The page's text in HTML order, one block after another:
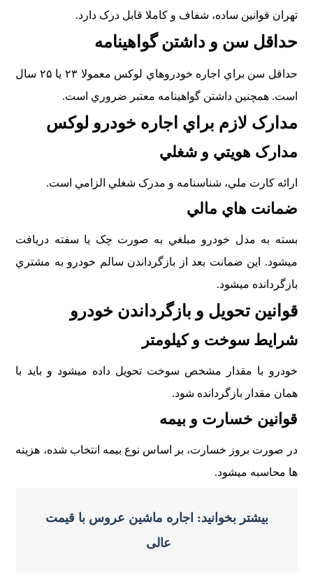
تهران قوانين ساده، شفاف و کاملا قابل درک دارد.
حداقل سن و داشتن گواهينامه
حداقل سن براي اجاره خودروهاي لوکس معمولا ۲۳ يا ۲۵ سال
است. همچنين داشتن گواهينامه معتبر ضروري است.
مدارک لازم براي اجاره خودرو لوکس
مدارک هويتي و شغلي
ارائه کارت ملي، شناسنامه و مدرک شغلي الزامي است.
ضمانت هاي مالي
بسته به مدل خودرو مبلغي به صورت چک يا سفته دريافت
ميشود. اين ضمانت بعد از بازگرداندن سالم خودرو به مشتري
بازگردانده ميشود.
قوانين تحويل و بازگرداندن خودرو
شرايط سوخت و کيلومتر
خودرو با مقدار مشخص سوخت تحويل داده ميشود و بايد با
همان مقدار بازگردانده شود.
قوانين خسارت و بيمه
در صورت بروز خسارت، بر اساس نوع بيمه انتخاب شده، هزينه
ها محاسبه ميشود.
بیشتر بخوانید: اجاره ماشین عروس با قیمت
عالی